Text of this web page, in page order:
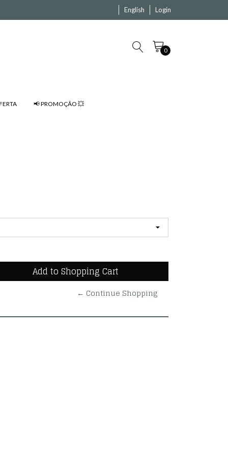
English Login
0
📢 PROMOÇÃO 💥
← Continue Shopping